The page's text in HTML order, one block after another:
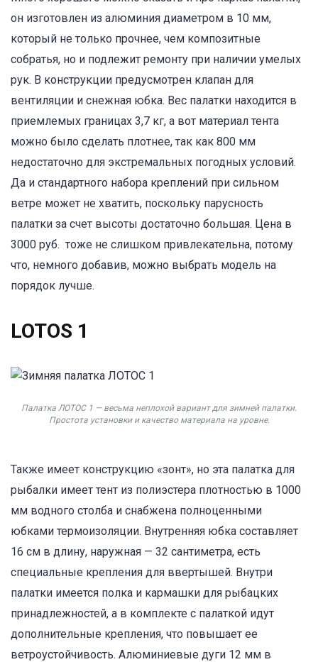
он изготовлен из алюминия диаметром в 10 мм,
который не только прочнее, чем композитные
собратья, но и подлежит ремонту при наличии умелых
рук. В конструкции предусмотрен клапан для
вентиляции и снежная юбка. Вес палатки находится в
приемлемых границах 3,7 кг, а вот материал тента
можно было сделать плотнее, так как 800 мм
недостаточно для экстремальных погодных условий.
Да и стандартного набора креплений при сильном
ветре может не хватить, поскольку парусность
палатки за счет высоты достаточно большая. Цена в
3000 руб. тоже не слишком привлекательна, потому
что, немного добавив, можно выбрать модель на
порядок лучше.
LOTOS 1
Палатка ЛОТОС 1 — весьма неплохой вариант для зимней палатки.
Простота установки и качество материала на уровне.
Также имеет конструкцию «зонт», но эта палатка для
рыбалки имеет тент из полиэстера плотностью в 1000
мм водного столба и снабжена полноценными
юбками термоизоляции. Внутренняя юбка составляет
16 см в длину, наружная — 32 сантиметра, есть
специальные крепления для ввертышей. Внутри
палатки имеется полка и кармашки для рыбацких
принадлежностей, а в комплекте с палаткой идут
дополнительные крепления, что повышает ее
ветроустойчивость. Алюминиевые дуги 12 мм в